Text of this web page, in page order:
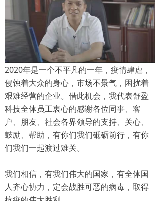
2020年是一个不平凡的一年，疫情肆虐，
侵蚀着大众的身心，市场不景气，困扰着
艰难经营的企业。借此机会，我代表舒盈
科技全体员工衷心的感谢各位同事、客
户、朋友、社会各界领导的支持、关心、
鼓励、帮助，有你们我们砥砺前行，有你
们我们一起渡过难关。
我们相信，有我们伟大的国家，有全体国
人齐心协力，定会战胜可恶的病毒，取得